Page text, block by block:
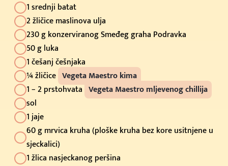
1 srednji batat
2 žličice maslinova ulja
230 g konzerviranog Smeđeg graha Podravka
50 g luka
1 češanj češnjaka
¼ žličice Vegeta Maestro kima
1 − 2 prstohvata Vegeta Maestro mljevenog chillija
sol
1 jaje
60 g mrvica kruha (ploške kruha bez kore usitnjene u
sjeckalici)
1 žlica nasjeckanog peršina